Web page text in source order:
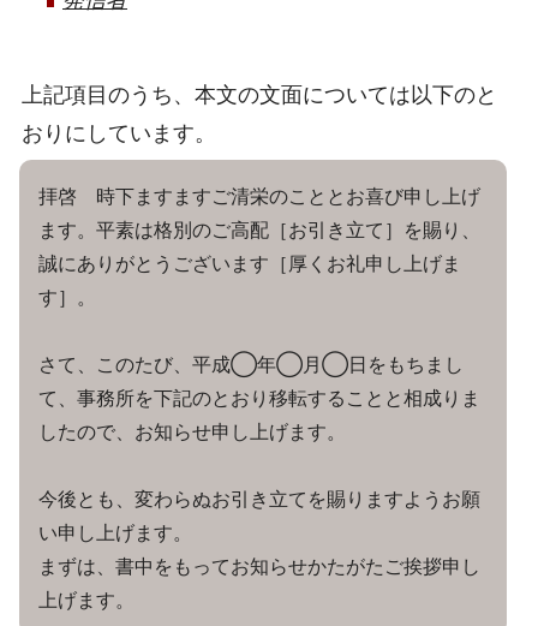
上記項目のうち、本文の文面については以下のと
おりにしています。
拝啓 時下ますますご清栄のこととお喜び申し上げ
ます。平素は格別のご高配［お引き立て］を賜り、
誠にありがとうございます［厚くお礼申し上げま
す］。
さて、このたび、平成◯年◯月◯日をもちまし
て、事務所を下記のとおり移転することと相成りま
したので、お知らせ申し上げます。
今後とも、変わらぬお引き立てを賜りますようお願
い申し上げます。
まずは、書中をもってお知らせかたがたご挨拶申し
上げます。